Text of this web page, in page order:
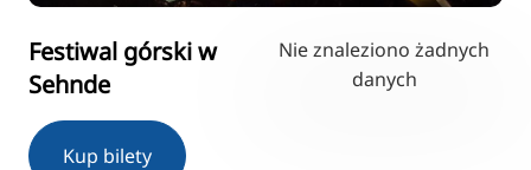
FR
PT
Festiwal górski w
Sehnde
Kup bilety
Nie znaleziono żadnych
danych